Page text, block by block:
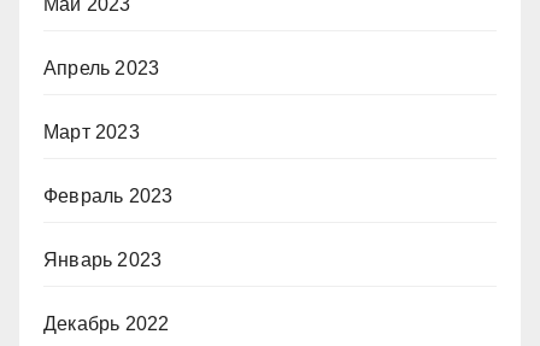
Май 2023
Апрель 2023
Март 2023
Февраль 2023
Январь 2023
Декабрь 2022